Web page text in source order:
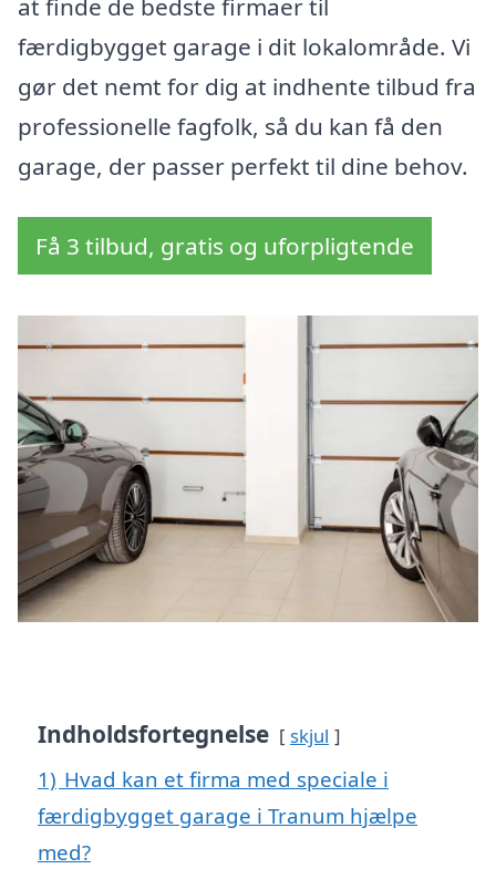
at finde de bedste firmaer til
færdigbygget garage i dit lokalområde. Vi
gør det nemt for dig at indhente tilbud fra
professionelle fagfolk, så du kan få den
garage, der passer perfekt til dine behov.
Få 3 tilbud, gratis og uforpligtende
Indholdsfortegnelse skjul
1) Hvad kan et firma med speciale i
færdigbygget garage i Tranum hjælpe
med?